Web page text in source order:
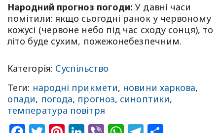
Народний прогноз погоди: У давні часи
помітили: якщо сьогодні ранок у червоному
кожусі (червоне небо під час сходу сонця), то
літо буде сухим, пожежонебезпечним.
Категорія: Суспільство
Теги: народні прикмети, новини харкова,
опади, погода, прогноз, синоптики,
температура повітря